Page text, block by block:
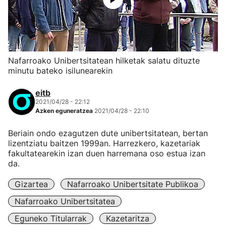
Nafarroako Unibertsitatean hilketak salatu dituzte
minutu bateko isilunearekin
eitb
2021/04/28 - 22:12
Azken eguneratzea 2021/04/28 - 22:10
Beriain ondo ezagutzen dute unibertsitatean, bertan
lizentziatu baitzen 1999an. Harrezkero, kazetariak
fakultatearekin izan duen harremana oso estua izan
da.
Gizartea
Nafarroako Unibertsitate Publikoa
Nafarroako Unibertsitatea
Eguneko Titularrak
Kazetaritza